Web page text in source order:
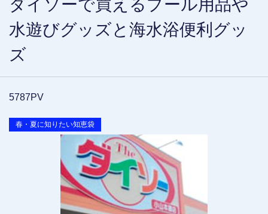
ダイソーで買えるプール用品や
水遊びグッズと海水浴便利グッ
ズ
5787PV
春・夏に知りたい知恵袋